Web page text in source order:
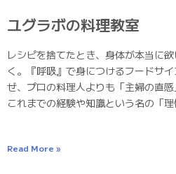
ユグラボの料理教室
レシピを捨てたとき、身体が本当に
く。『呼吸』で身につけるフードサ
ぜ、プロの料理人よりも「主婦の直感
これまでの経験や知識という名の「理
Read More »